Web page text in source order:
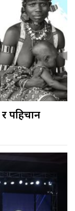
पहिचान